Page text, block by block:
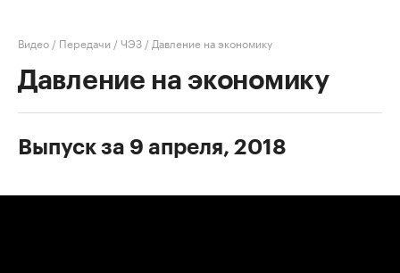
Видео / Передачи /ЧЭЗ / Давление на экономику
Давление на экономику
Выпуск за 9 апреля, 2018